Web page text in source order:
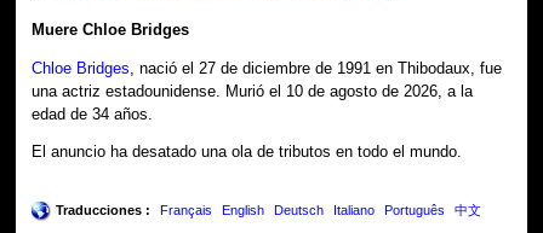
Muere Chloe Bridges
Chloe Bridges , nació el 27 de diciembre de 1991 en Thibodaux, fue
una actriz estadounidense. Murió el 10 de agosto de 2026, a la
edad de 34 años.
El anuncio ha desatado una ola de tributos en todo el mundo.
Traducciones : Français English Deutsch Italiano Português 中文